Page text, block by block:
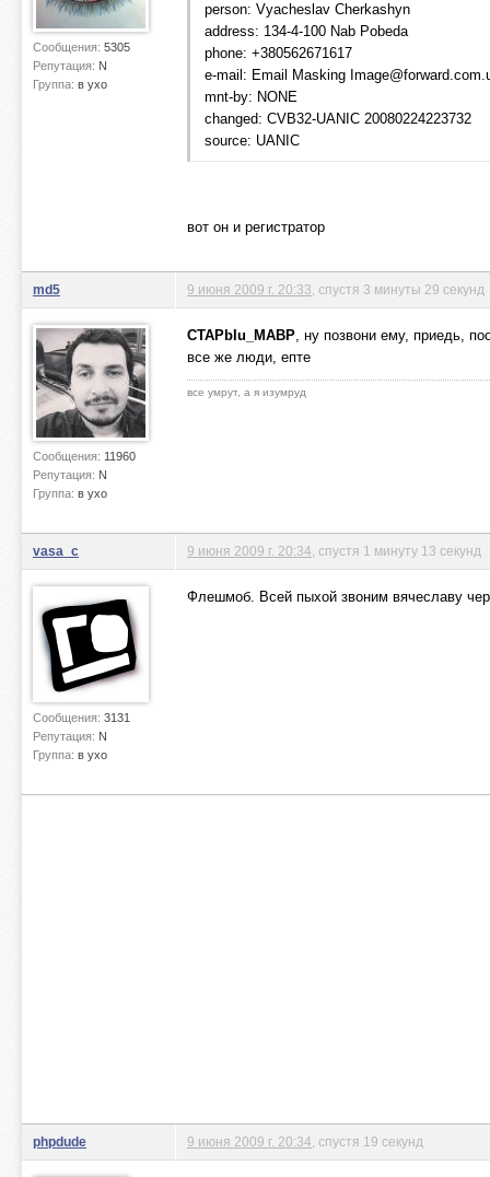
Сообщения: 5305
Репутация: N
Группа: в ухо
person: Vyacheslav Cherkashyn
address: 134-4-100 Nab Pobeda
phone: +380562671617
e-mail: Email Masking
mnt-by: NONE
changed: CVB32-UANIC 20080224223732
source: UANIC
вот он и регистратор
md5
Сообщения: 11960
Репутация: N
Группа: в ухо
9 июня 2009 г. 20:33 , спустя 3 минуты 29 секунд
CTAPbIu_MABP, ну позвони ему, приедь,
все же люди, епте
все умрут, а я изумруд
vasa_c
Сообщения: 3131
Репутация: N
Группа: в ухо
9 июня 2009 г. 20:34 , спустя 1 минуту 13 секунд
Флешмоб. Всей пыхой звоним вячеславу
phpdude 9 июня 2009 г. 20:34 , спустя 19 секунд